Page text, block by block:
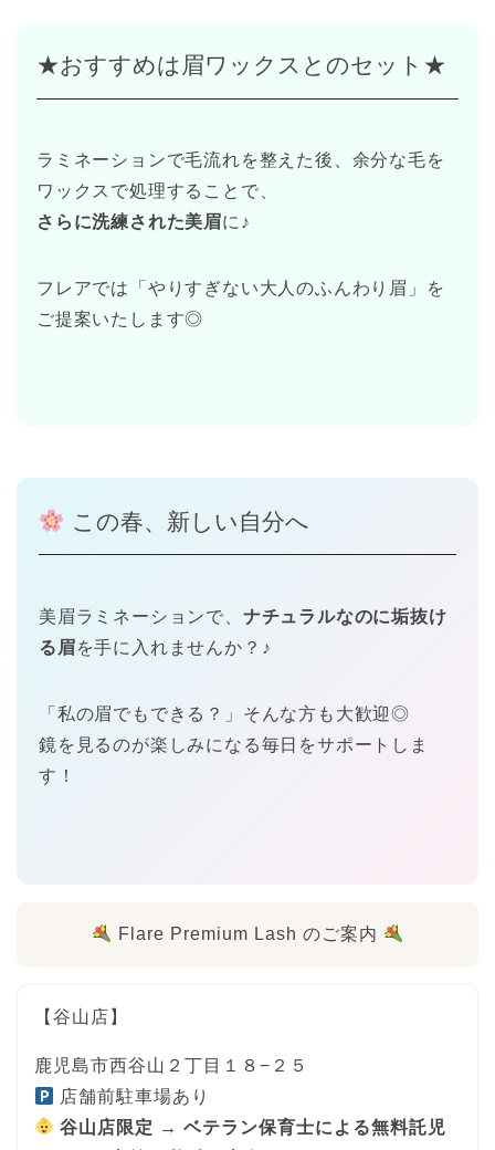
★おすすめは眉ワックスとのセット★
ラミネーションで毛流れを整えた後、余分な毛を
ワックスで処理することで、
さらに洗練された美眉に♪
フレアでは「やりすぎない大人のふんわり眉」を
ご提案いたします◎
この春、新しい自分へ
美眉ラミネーションで、 ナチュラルなのに垢抜け
る眉を手に入れませんか？♪
「私の眉でもできる？」そんな方も大歓迎◎
鏡を見るのが楽しみになる毎日をサポートしま
す！
Flare Premium Lash のご案内
【谷山店】
鹿児島市西谷山２丁目１８−２５
店舗前駐車場あり
谷山店限定 → ベテラン保育士による無料託児